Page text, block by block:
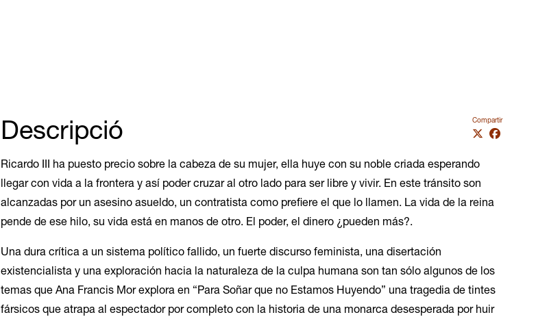
Compartir
Descripció
Ricardo III ha puesto precio sobre la cabeza de su mujer, ella huye con su noble criada esperando
llegar con vida a la frontera y así poder cruzar al otro lado para ser libre y vivir. En este tránsito son
alcanzadas por un asesino asueldo, un contratista como prefiere el que lo llamen. La vida de la reina
pende de ese hilo, su vida está en manos de otro. El poder, el dinero ¿pueden más?.
Una dura crítica a un sistema político fallido, un fuerte discurso feminista, una disertación
existencialista y una exploración hacia la naturaleza de la culpa humana son tan sólo algunos de los
temas que Ana Francis Mor explora en “Para Soñar que no Estamos Huyendo” una tragedia de tintes
fársicos que atrapa al espectador por completo con la historia de una monarca desesperada por huir